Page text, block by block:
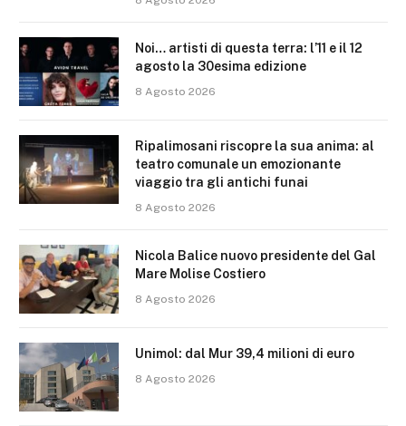
Noi… artisti di questa terra: l’11 e il 12
agosto la 30esima edizione
8 Agosto 2026
Ripalimosani riscopre la sua anima: al
teatro comunale un emozionante
viaggio tra gli antichi funai
8 Agosto 2026
Nicola Balice nuovo presidente del Gal
Mare Molise Costiero
8 Agosto 2026
Unimol: dal Mur 39,4 milioni di euro
8 Agosto 2026